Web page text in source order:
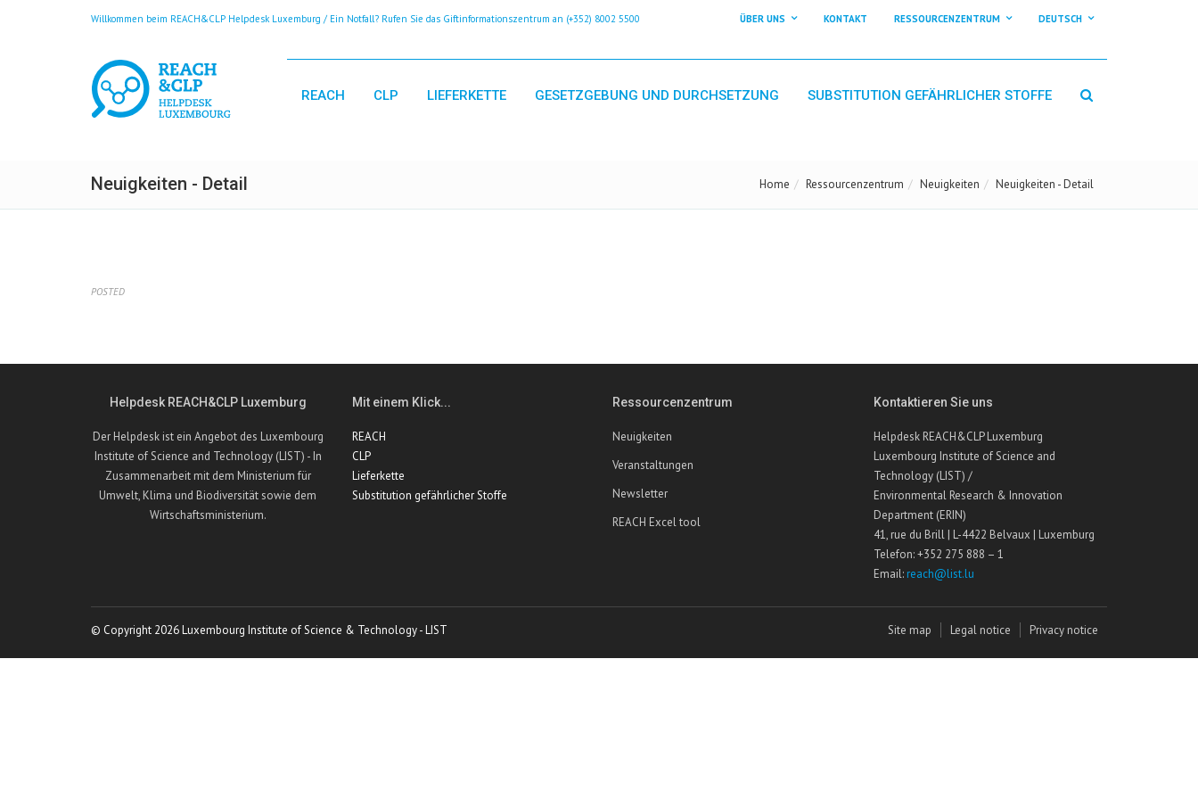
Willkommen beim REACH&CLP Helpdesk Luxemburg / Ein Notfall? Rufen Sie das Giftinformationszentrum an (+352) 8002 5500 ÜBER UNS KONTAKT RESSOURCENZENTRUM DEUTSCH
REACH CLP LIEFERKETTE GESETZGEBUNG UND DURCHSETZUNG SUBSTITUTION GEFÄHRLICHER STOFFE
Neuigkeiten - Detail Home Ressourcenzentrum Neuigkeiten Neuigkeiten - Detail
POSTED
Helpdesk REACH&CLP Luxemburg
Der Helpdesk ist ein Angebot des Luxembourg
Institute of Science and Technology (LIST) - In
Zusammenarbeit mit dem Ministerium für
Umwelt, Klima und Biodiversität sowie dem
Wirtschaftsministerium.
Mit einem Klick...
REACH
CLP
Lieferkette
Substitution gefährlicher Stoffe
Ressourcenzentrum
Neuigkeiten
Veranstaltungen
Newsletter
REACH Excel tool
Kontaktieren Sie uns
Helpdesk REACH&CLP Luxemburg
Luxembourg Institute of Science and
Technology (LIST) /
Environmental Research & Innovation
Department (ERIN)
41, rue du Brill | L-4422 Belvaux | Luxemburg
Telefon: +352 275 888 – 1
Email: reach@list.lu
© Copyright 2026 Luxembourg Institute of Science & Technology - LIST Site map Legal notice Privacy notice